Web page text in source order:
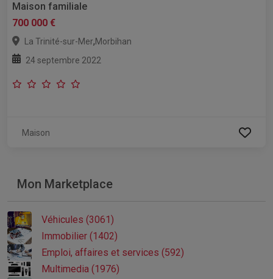
Maison familiale
700 000 €
La Trinité-sur-Mer,Morbihan
24 septembre 2022
Maison
Mon Marketplace
Véhicules (3061)
Immobilier (1402)
Emploi, affaires et services (592)
Multimedia (1976)